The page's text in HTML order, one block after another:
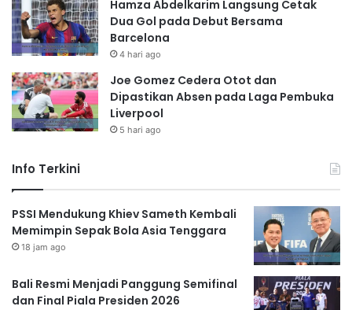
Hamza Abdelkarim Langsung Cetak
Dua Gol pada Debut Bersama
Barcelona
4 hari ago
Joe Gomez Cedera Otot dan
Dipastikan Absen pada Laga Pembuka
Liverpool
5 hari ago
Info Terkini
PSSI Mendukung Khiev Sameth Kembali
Memimpin Sepak Bola Asia Tenggara
18 jam ago
Bali Resmi Menjadi Panggung Semifinal
dan Final Piala Presiden 2026